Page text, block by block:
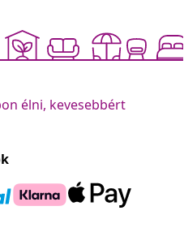
élni, kevesebbért